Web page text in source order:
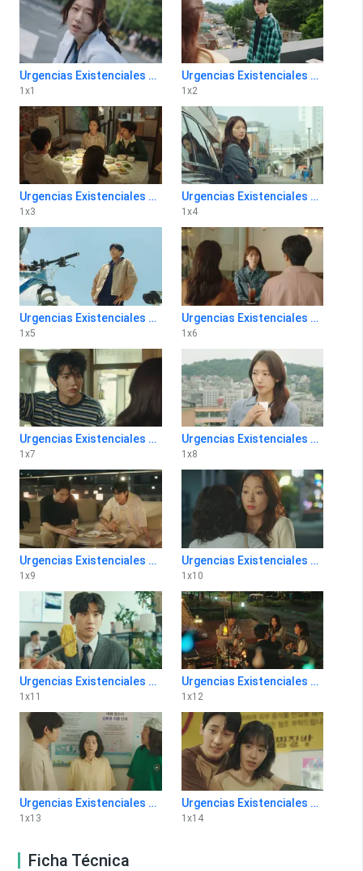
Urgencias Existenciales 1x1
1 x1
Urgencias Existenciales 1x2
1 x2
Urgencias Existenciales 1x3
1 x3
Urgencias Existenciales 1x4
1 x4
Urgencias Existenciales 1x5
1 x5
Urgencias Existenciales 1x6
1 x6
Urgencias Existenciales 1x7
1 x7
Urgencias Existenciales 1x8
1 x8
Urgencias Existenciales 1x9
1 x9
Urgencias Existenciales 1x10
1 x10
Urgencias Existenciales 1x11
1 x11
Urgencias Existenciales 1x12
1 x12
Urgencias Existenciales 1x13
1 x13
Urgencias Existenciales 1x14
1 x14
Ficha Técnica